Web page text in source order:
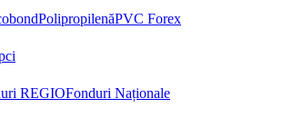
PolipropilenăPVC Forex
REGIOFonduri Naționale